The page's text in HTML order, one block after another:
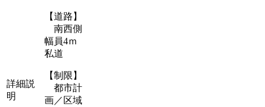
詳細説
明
【道路】
南西側
幅員4ｍ
私道
【制限】
都市計
画／区域